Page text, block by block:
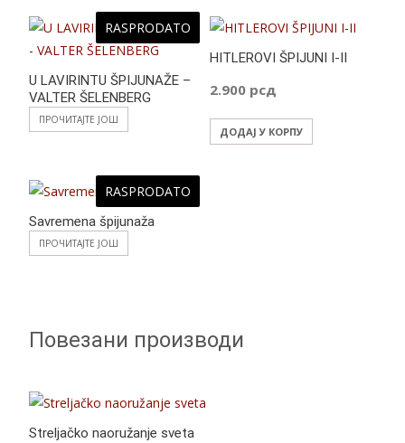
RASPRODATO
U LAVIRINTU ŠPIJUNAŽE –
VALTER ŠELENBERG
ПРОЧИТАЈТЕ ЈОШ
HITLEROVI ŠPIJUNI I-II
2.900 рсд
ДОДАЈ У КОРПУ
RASPRODATO
Savremena špijunaža
ПРОЧИТАЈТЕ ЈОШ
Повезани производи
Streljačko naoružanje sveta